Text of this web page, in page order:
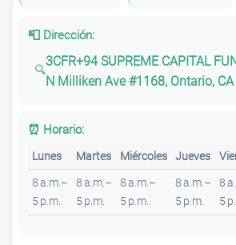
📮 Dirección:
3CFR+94 SUPREME CAPITAL
N Milliken Ave #1168, Ontario,
⏰ Horario:
Lunes Martes Miércoles Jueves
8 a.m.–
5 p.m.
8 a.m.–
5 p.m.
8 a.m.–
5 p.m.
8 a.m.–
5 p.m.
8
5